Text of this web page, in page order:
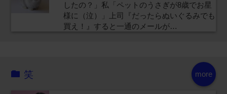
したの？」私「ペットのうさぎが8歳でお星
様に（泣）」上司『だったらぬいぐるみでも
買え！』すると一通のメールが…
more
笑